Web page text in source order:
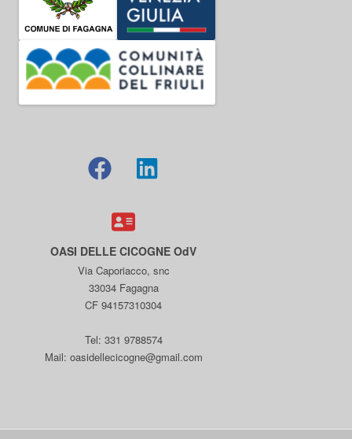
OASI DELLE CICOGNE OdV
Via Caporiacco, snc
33034 Fagagna
CF 94157310304
Tel: 331 9788574
Mail: oasidellecicogne@gmail.com